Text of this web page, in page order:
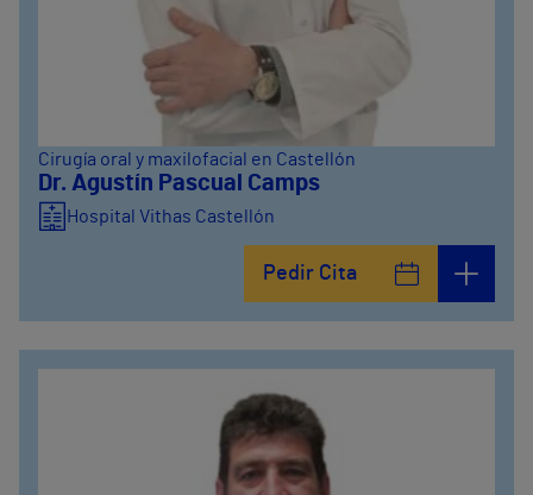
Cirugía oral y maxilofacial en Castellón
Dr. Agustín Pascual Camps
Hospital Vithas Castellón
Pedir Cita